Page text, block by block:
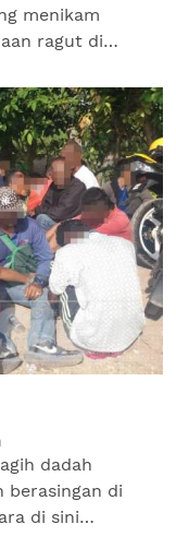
menikam
ragut di
dadah
berasingan di
di sini